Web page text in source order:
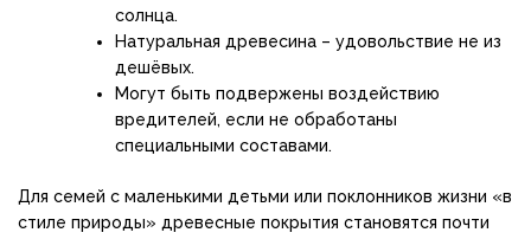
солнца.
Натуральная древесина – удовольствие не из
дешёвых.
Могут быть подвержены воздействию
вредителей, если не обработаны
специальными составами.
Для семей с маленькими детьми или поклонников жизни «в
стиле природы» древесные покрытия становятся почти